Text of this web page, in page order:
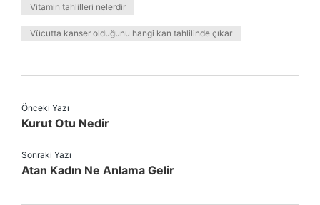
Vitamin tahlilleri nelerdir
Vücutta kanser olduğunu hangi kan tahlilinde çıkar
Önceki Yazı
Kurut Otu Nedir
Sonraki Yazı
Atan Kadın Ne Anlama Gelir